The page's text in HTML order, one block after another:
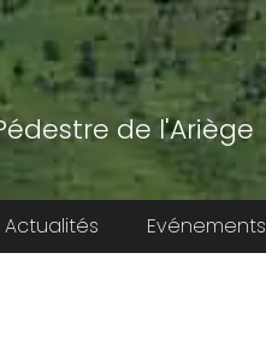
de l'Ariège
Actualités Evénements